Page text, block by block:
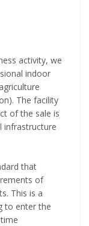
activity, we
indoor
The facility
of the sale is
infrastructure
that
of
This is a
to enter the